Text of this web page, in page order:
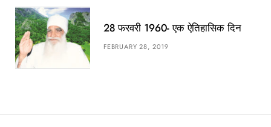
28 फरवरी 1960- एक ऐतिहासिक दिन
FEBRUARY 28, 2019